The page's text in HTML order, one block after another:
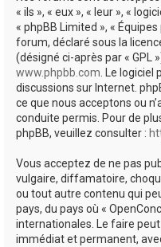
« ils », « eux », « leur », «
« phpBB Limited », «
forum, déclaré sous la
(désigné ci-après par « GPL
www.phpbb.com. Le logiciel
discussions sur Internet.
ce que nous acceptons ou
conduite permis. Pour de
phpBB, veuillez consulter :
Vous acceptez de ne pas
vulgaire, diffamatoire,
ou tout autre contenu qui
pays, du pays où «
internationales. Le faire
immédiat et permanent,